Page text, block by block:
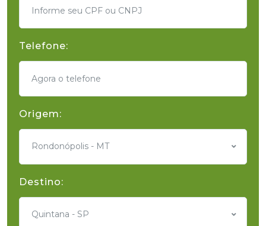
Telefone:
Origem:
Rondonópolis - MT
Destino:
Quintana - SP